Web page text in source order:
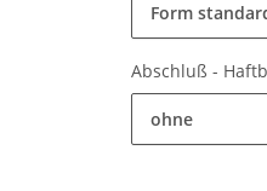
Form
Abschluß -
ohne